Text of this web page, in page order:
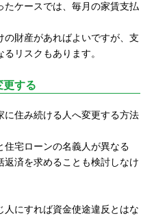
たケースでは、毎月の家賃支払
の財産があればよいですが、支
リスクもあります。
更する
住み続ける人へ変更する方法
宅ローンの名義人が異なる
返済を求めることも検討しなけ
にすれば資金使途違反とはな